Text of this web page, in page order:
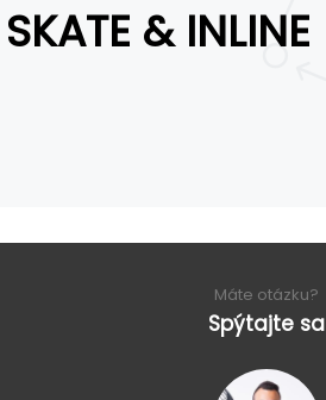
SKATE & INLINE
Máte otázku?
Spýtajte sa